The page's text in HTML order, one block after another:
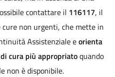
contattare il 116117, il
non urgenti, che mette in
Assistenziale eorienta
cura più appropriatoquando
non è disponibile.